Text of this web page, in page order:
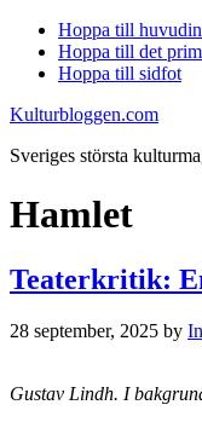
Hoppa till
Hoppa till det
Hoppa till sidfot
Kulturbloggen.com
Sveriges största
Hamlet
Teaterkritik:
28 september, 2025 by
Gustav Lindh. I